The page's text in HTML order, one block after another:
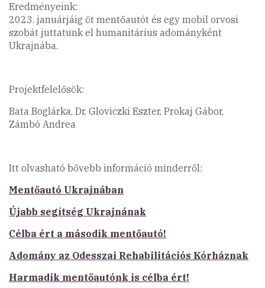
Eredményeink:
2023. januárjáig öt mentőautót és egy mobil orvosi
szobát juttatunk el humanitárius adományként
Ukrajnába.
Projektfelelősök:
Bata Boglárka, Dr. Gloviczki Eszter, Prokaj Gábor,
Zámbó Andrea
Itt olvasható bővebb információ minderről:
Mentőautó Ukrajnában
Újabb segítség Ukrajnának
Célba ért a második mentőautó!
Adomány az Odesszai Rehabilitációs Kórháznak
Harmadik mentőautónk is célba ért!